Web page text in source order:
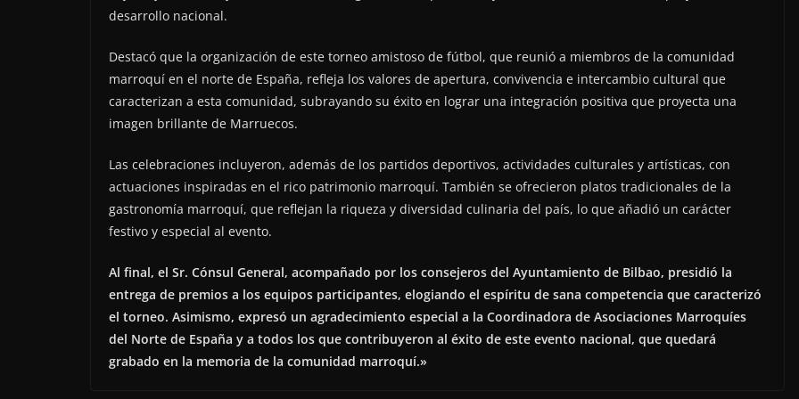
desarrollo nacional.
Destacó que la organización de este torneo amistoso de fútbol, que reunió a miembros de la comunidad
marroquí en el norte de España, refleja los valores de apertura, convivencia e intercambio cultural que
caracterizan a esta comunidad, subrayando su éxito en lograr una integración positiva que proyecta una
imagen brillante de Marruecos.
Las celebraciones incluyeron, además de los partidos deportivos, actividades culturales y artísticas, con
actuaciones inspiradas en el rico patrimonio marroquí. También se ofrecieron platos tradicionales de la
gastronomía marroquí, que reflejan la riqueza y diversidad culinaria del país, lo que añadió un carácter
festivo y especial al evento.
Al final, el Sr. Cónsul General, acompañado por los consejeros del Ayuntamiento de Bilbao, presidió la
entrega de premios a los equipos participantes, elogiando el espíritu de sana competencia que caracterizó
el torneo. Asimismo, expresó un agradecimiento especial a la Coordinadora de Asociaciones Marroquíes
del Norte de España y a todos los que contribuyeron al éxito de este evento nacional, que quedará
grabado en la memoria de la comunidad marroquí.»